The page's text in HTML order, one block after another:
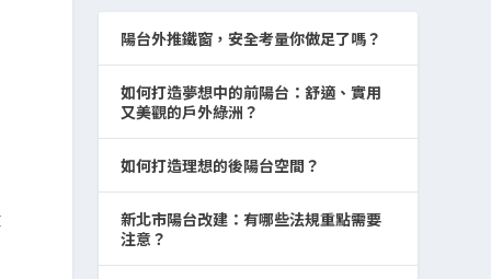
陽台外推鐵窗，安全考量你做足了嗎？
如何打造夢想中的前陽台：舒適、實用
又美觀的戶外綠洲？
如何打造理想的後陽台空間？
新北市陽台改建：有哪些法規重點需要
注意？